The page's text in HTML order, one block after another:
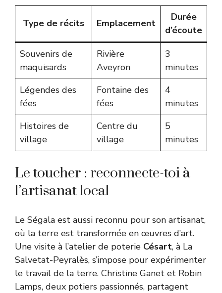
Type de récits Emplacement
Durée
d’écoute
Souvenirs de
maquisards
Rivière
Aveyron
3
minutes
Légendes des
fées
Fontaine des
fées
4
minutes
Histoires de
village
Centre du
village
5
minutes
Le toucher : reconnecte-toi à
l’artisanat local
Le Ségala est aussi reconnu pour son artisanat,
où la terre est transformée en œuvres d’art.
Une visite à l’atelier de poterie Césart, à La
Salvetat-Peyralès, s’impose pour expérimenter
le travail de la terre. Christine Ganet et Robin
Lamps, deux potiers passionnés, partagent